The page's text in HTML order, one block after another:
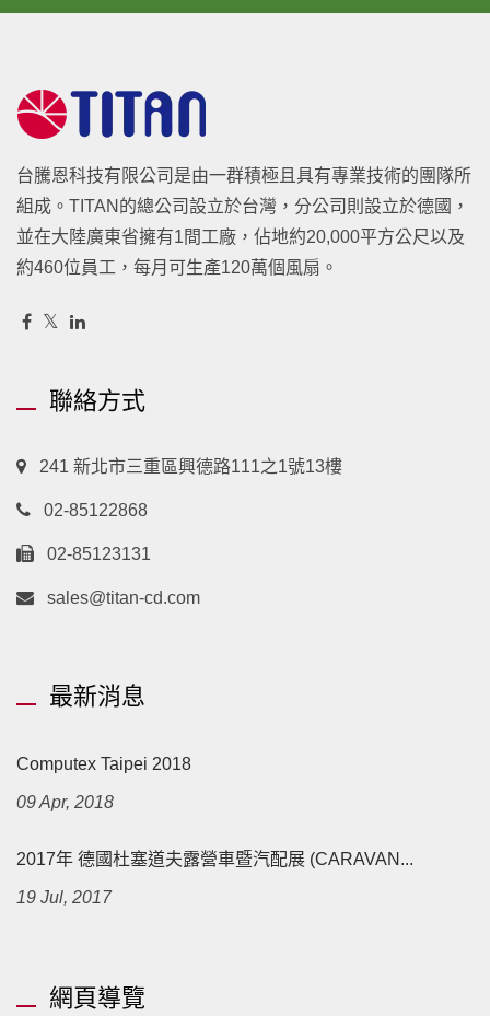
台騰恩科技有限公司是由一群積極且具有專業技術的團隊所
組成。TITAN的總公司設立於台灣，分公司則設立於德國，
並在大陸廣東省擁有1間工廠，佔地約20,000平方公尺以及
約460位員工，每月可生產120萬個風扇。
聯絡方式
241 新北市三重區興德路111之1號13樓
02-85122868
02-85123131
sales@titan-cd.com
最新消息
Computex Taipei 2018
09 Apr, 2018
2017年 德國杜塞道夫露營車暨汽配展 (CARAVAN...
19 Jul, 2017
網頁導覽